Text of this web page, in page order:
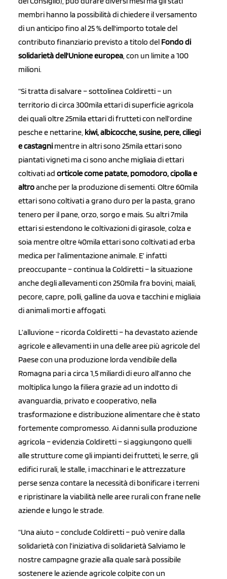
membri hanno la possibilità di chiedere il versamento
di un anticipo fino al 25 % dell'importo totale del
contributo finanziario previsto a titolo del Fondo di
solidarietà dell'Unione europea, con un limite a 100
milioni.
“Si tratta di salvare – sottolinea Coldiretti – un
territorio di circa 300mila ettari di superficie agricola
dei quali oltre 25mila ettari di frutteti con nell’ordine
pesche e nettarine, kiwi, albicocche, susine, pere, ciliegi
e castagni mentre in altri sono 25mila ettari sono
piantati vigneti ma ci sono anche migliaia di ettari
coltivati ad orticole come patate, pomodoro, cipolla e
altroanche per la produzione di sementi. Oltre 60mila
ettari sono coltivati a grano duro per la pasta, grano
tenero per il pane, orzo, sorgo e mais. Su altri 7mila
ettari si estendono le coltivazioni di girasole, colza e
soia mentre oltre 40mila ettari sono coltivati ad erba
medica per l’alimentazione animale. E’ infatti
preoccupante – continua la Coldiretti – la situazione
anche degli allevamenti con 250mila fra bovini, maiali,
pecore, capre, polli, galline da uova e tacchini e migliaia
di animali morti e affogati.
L’alluvione – ricorda Coldiretti – ha devastato aziende
agricole e allevamenti in una delle aree più agricole del
Paese con una produzione lorda vendibile della
Romagna pari a circa 1,5 miliardi di euro all’anno che
moltiplica lungo la filiera grazie ad un indotto di
avanguardia, privato e cooperativo, nella
trasformazione e distribuzione alimentare che è stato
fortemente compromesso. Ai danni sulla produzione
agricola – evidenzia Coldiretti – si aggiungono quelli
alle strutture come gli impianti dei frutteti, le serre, gli
edifici rurali, le stalle, i macchinari e le attrezzature
perse senza contare la necessità di bonificare i terreni
e ripristinare la viabilità nelle aree rurali con frane nelle
aziende e lungo le strade.
“Una aiuto – conclude Coldiretti – può venire dalla
solidarietà con l’iniziativa di solidarietà Salviamo le
nostre campagne grazie alla quale sarà possibile
sostenere le aziende agricole colpite con un